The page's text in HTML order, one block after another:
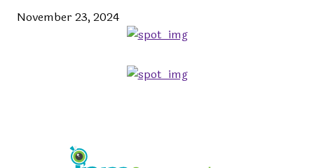
November 23, 2024